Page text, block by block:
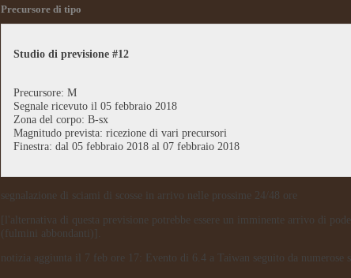
Precursore di tipo
Studio di previsione #12
Precursore: M
Segnale ricevuto il 05 febbraio 2018
Zona del corpo: B-sx
Magnitudo prevista: ricezione di vari precursori
Finestra: dal 05 febbraio 2018 al 07 febbraio 2018
segnalazione di sciami di scosse in arrivo nelle prossime 24/48 ore
[l'alternativa di questa previsione potrebbe essere un imminente arrivo di
(fulmini abbondanti)].
notizia aggiunta il 7 feb ore 17: Evento di 6.4 a Taiwan seguito da numerose